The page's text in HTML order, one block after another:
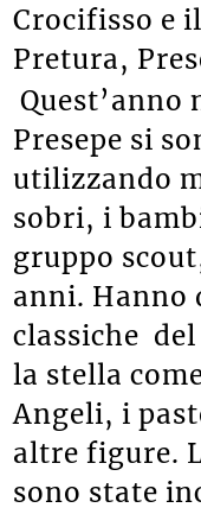
Crocifisso e
Pretura,
Quest’anno
Presepe si
utilizzando
sobri, i
gruppo
anni.
classiche
la stella
Angeli, i
altre figure.
sono state